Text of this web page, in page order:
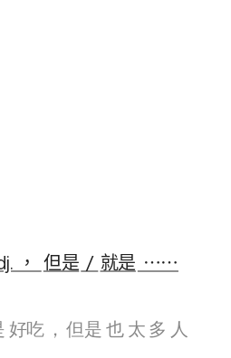
， 但是 / 就是 ⋯⋯
好吃 ， 但是 也 太 多 人